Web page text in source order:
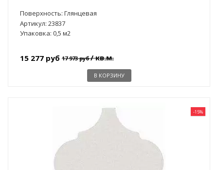
Поверхность: Глянцевая
Артикул: 23837
Упаковка: 0,5 м2
15 277 руб 17 973 руб/ кв.м.
В КОРЗИНУ
-15%